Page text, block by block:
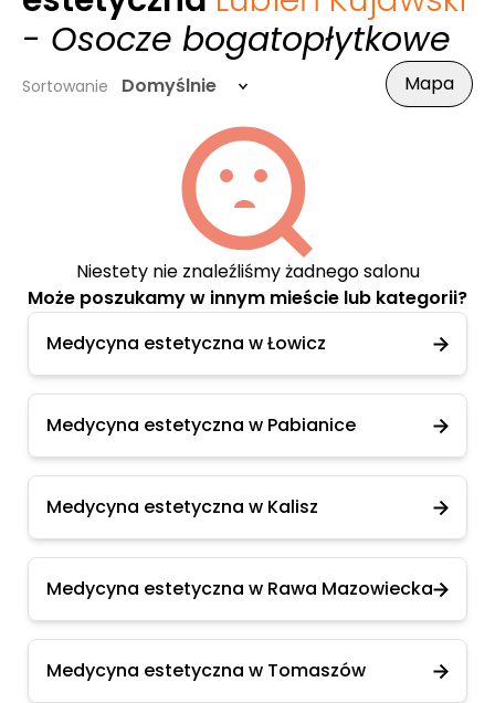
- Osocze bogatopłytkowe
Sortowanie Domyślnie Mapa
Niestety nie znaleźliśmy żadnego salonu
Może poszukamy w innym mieście lub kategorii?
Medycyna estetyczna w Łowicz
Medycyna estetyczna w Pabianice
Medycyna estetyczna w Kalisz
Medycyna estetyczna w Rawa Mazowiecka
Medycyna estetyczna w Tomaszów